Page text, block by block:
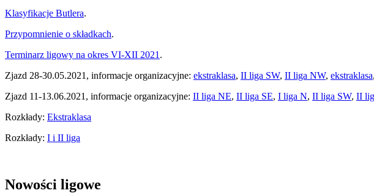
Klasyfikacje Butlera.
Przypomnienie o składkach.
Terminarz ligowy na okres VI-XII 2021 .
Zjazd 28-30.05.2021, informacje organizacyjne: ekstraklasa, II liga SW, II liga NW, ekstraklasa,
Zjazd 11-13.06.2021, informacje organizacyjne: II liga NE, II liga SE, I liga N, II liga SW, II
Rozkłady: Ekstraklasa
Rozkłady: I i II liga
Nowości ligowe